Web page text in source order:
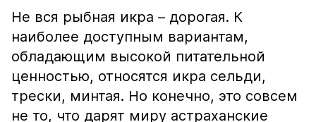
Не вся рыбная икра – дорогая. К
наиболее доступным вариантам,
обладающим высокой питательной
ценностью, относятся икра сельди,
трески, минтая. Но конечно, это совсем
не то, что дарят миру астраханские